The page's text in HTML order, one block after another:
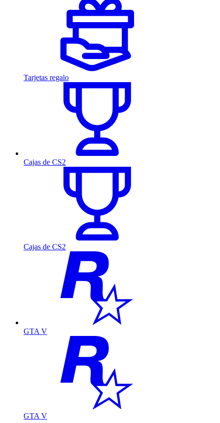
Tarjetas regalo
Cajas de CS2
Cajas de CS2
GTA V
GTA V